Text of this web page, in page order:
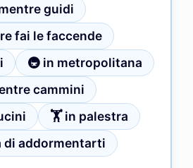
guidi
fai le faccende
🚇 in metropolitana
cammini
🏋 in palestra
addormentarti